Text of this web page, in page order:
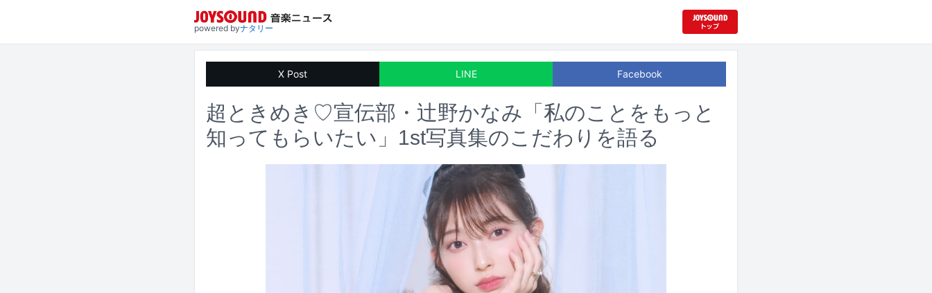
powered byナタリー
X Post LINE Facebook
超ときめき♡宣伝部・辻野かなみ「私のことをもっと
知ってもらいたい」1st写真集のこだわりを語る